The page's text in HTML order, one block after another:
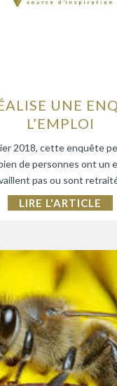
UNE
L’EMPLOI
2018, cette enquête
de personnes ont un
pas ou sont
LIRE L'ARTICLE